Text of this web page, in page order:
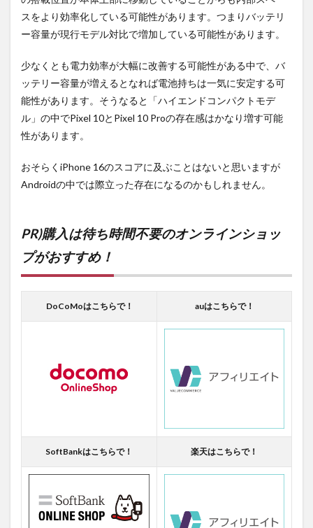
スをより効率化している可能性があります。つまりバッテリ
ー容量が現行モデル対比で増加している可能性があります。
少なくとも電力効率が大幅に改善する可能性がある中で、バ
ッテリー容量が増えるとなれば電池持ちは一気に安定する可
能性があります。そうなると「ハイエンドコンパクトモデ
ル」の中でPixel 10とPixel 10 Proの存在感はかなり増す可能
性があります。
おそらくiPhone 16のスコアに及ぶことはないと思いますが
Androidの中では際立った存在になるのかもしれません。
PR)購入は待ち時間不要のオンラインショッ
プがおすすめ！
DoCoMoはこちらで！ auはこちらで！
SoftBankはこちらで！ 楽天はこちらで！